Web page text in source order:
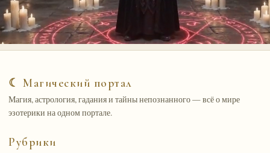
☾ Магический портал
Магия, астрология, гадания и тайны непознанного — всё о мире
эзотерики на одном портале.
Рубрики